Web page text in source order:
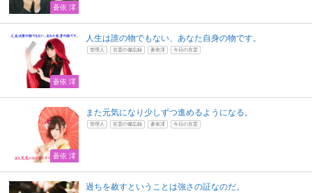
蒼依 澪
蒼依 澪
人生は誰の物でもない、あなた自身の物です。
管理人 言霊の備忘録 蒼依澪 今日の言霊
蒼依 澪
また元気になり少しずつ進めるようになる。
管理人 言霊の備忘録 蒼依澪 今日の言霊
過ちを赦すということは強さの証なのだ。